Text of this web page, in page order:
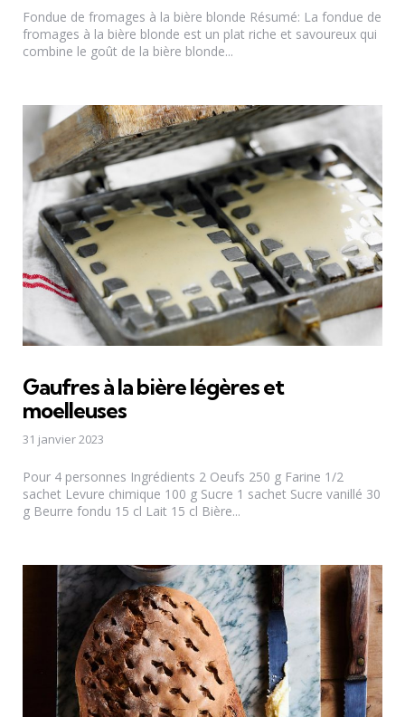
Fondue de fromages à la bière blonde Résumé: La fondue de
fromages à la bière blonde est un plat riche et savoureux qui
combine le goût de la bière blonde...
Gaufres à la bière légères et
moelleuses
31 janvier 2023
Pour 4 personnes Ingrédients 2 Oeufs 250 g Farine 1/2
sachet Levure chimique 100 g Sucre 1 sachet Sucre vanillé 30
g Beurre fondu 15 cl Lait 15 cl Bière...